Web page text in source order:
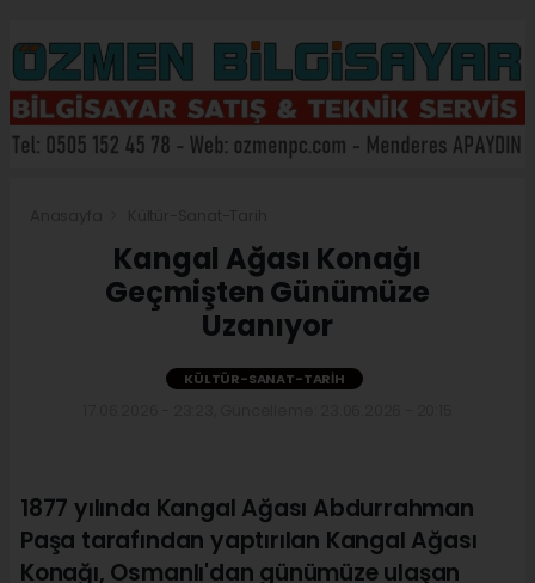
Kangal Ağası Konağı
Geçmişten Günümüze
Uzanıyor
KÜLTÜR-SANAT-TARIH
1877 yılında Kangal Ağası Abdurrahman
Paşa tarafından yaptırılan Kangal Ağası
Konağı, Osmanlı'dan günümüze ulaşan